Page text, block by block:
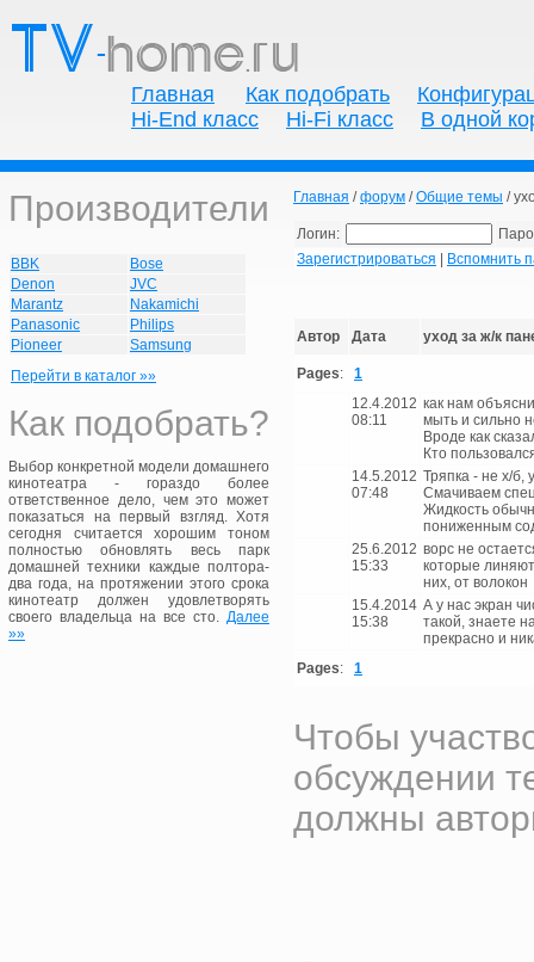
Главная Как подобрать
Hi-End класс
Hi-Fi класс В одной
Производители
BBK
Bose
Denon
JVC
Marantz
Nakamichi
Panasonic
Philips
Pioneer
Samsung
Перейти в каталог »»
Как подобрать?
Выбор конкретной модели домашнего
кинотеатра - гораздо более
ответственное дело, чем это может
показаться на первый взгляд. Хотя
сегодня считается хорошим тоном
полностью обновлять весь парк
домашней техники каждые полтора-
два года, на протяжении этого срока
кинотеатр должен удовлетворять
своего владельца на все сто. Далее
»»
Главная /форум /Общие темы /
Логин:
Зарегистрироваться
Вспомнить
Автор Дата уход за ж/к
Pages: 1
12.4.2012
08:11
как нам
мыть и сильно
Вроде как
Кто
14.5.2012
07:48
Тряпка - не х/б,
Смачиваем
Жидкость
пониженным
25.6.2012
15:33
ворс не
которые
них, от волокон
15.4.2014
15:38
А у нас экран
такой, знаете
прекрасно и
Pages: 1
Чтобы
обсуждении
должны